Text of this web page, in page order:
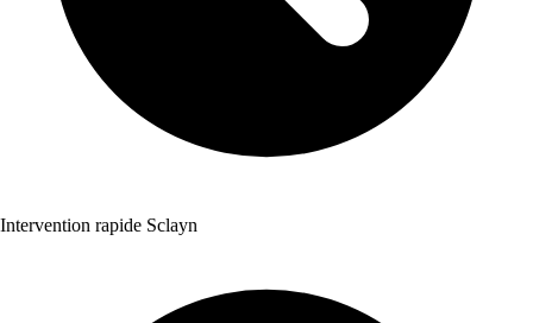
Intervention rapide Sclayn